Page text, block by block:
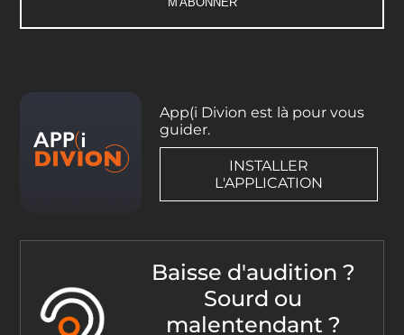
App(i Divion est là pour vous
guider.
INSTALLER
L'APPLICATION
Baisse d'audition ?
Sourd ou
malentendant ?